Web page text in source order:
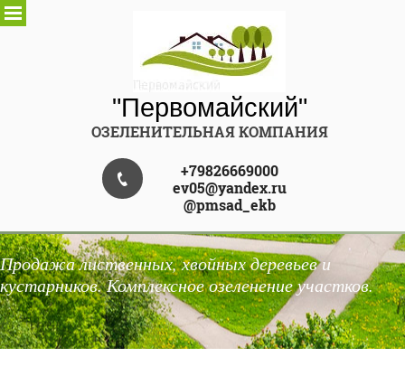
"Первомайский"
ОЗЕЛЕНИТЕЛЬНАЯ КОМПАНИЯ
+79826669000
ev05@yandex.ru
@pmsad_ekb
Продажа лиственных, хвойных деревьев и
кустарников. Комплексное озеленение участков.